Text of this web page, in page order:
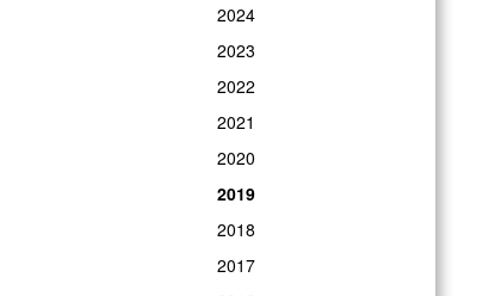
2024
2023
2022
2021
2020
2019
2018
2017